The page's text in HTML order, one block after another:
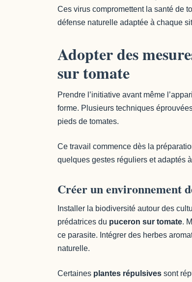
Ces virus compromettent la santé de
défense naturelle adaptée à chaque
Adopter des
sur tomate
Prendre l’initiative avant même
forme. Plusieurs techniques
pieds de tomates.
Ce travail commence dès la
quelques gestes réguliers et adaptés
Créer un environnement
Installer la biodiversité autour des
prédatrices du puceron sur tomate.
ce parasite. Intégrer des herbes
naturelle.
Certaines plantes répulsives sont